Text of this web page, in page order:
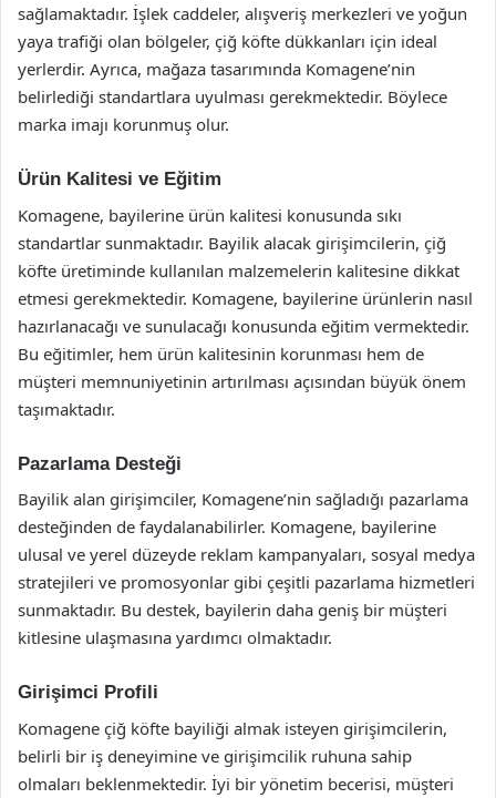
sağlamaktadır. İşlek caddeler, alışveriş merkezleri ve yoğun
yaya trafiği olan bölgeler, çiğ köfte dükkanları için ideal
yerlerdir. Ayrıca, mağaza tasarımında Komagene’nin
belirlediği standartlara uyulması gerekmektedir. Böylece
marka imajı korunmuş olur.
Ürün Kalitesi ve Eğitim
Komagene, bayilerine ürün kalitesi konusunda sıkı
standartlar sunmaktadır. Bayilik alacak girişimcilerin, çiğ
köfte üretiminde kullanılan malzemelerin kalitesine dikkat
etmesi gerekmektedir. Komagene, bayilerine ürünlerin nasıl
hazırlanacağı ve sunulacağı konusunda eğitim vermektedir.
Bu eğitimler, hem ürün kalitesinin korunması hem de
müşteri memnuniyetinin artırılması açısından büyük önem
taşımaktadır.
Pazarlama Desteği
Bayilik alan girişimciler, Komagene’nin sağladığı pazarlama
desteğinden de faydalanabilirler. Komagene, bayilerine
ulusal ve yerel düzeyde reklam kampanyaları, sosyal medya
stratejileri ve promosyonlar gibi çeşitli pazarlama hizmetleri
sunmaktadır. Bu destek, bayilerin daha geniş bir müşteri
kitlesine ulaşmasına yardımcı olmaktadır.
Girişimci Profili
Komagene çiğ köfte bayiliği almak isteyen girişimcilerin,
belirli bir iş deneyimine ve girişimcilik ruhuna sahip
olmaları beklenmektedir. İyi bir yönetim becerisi, müşteri